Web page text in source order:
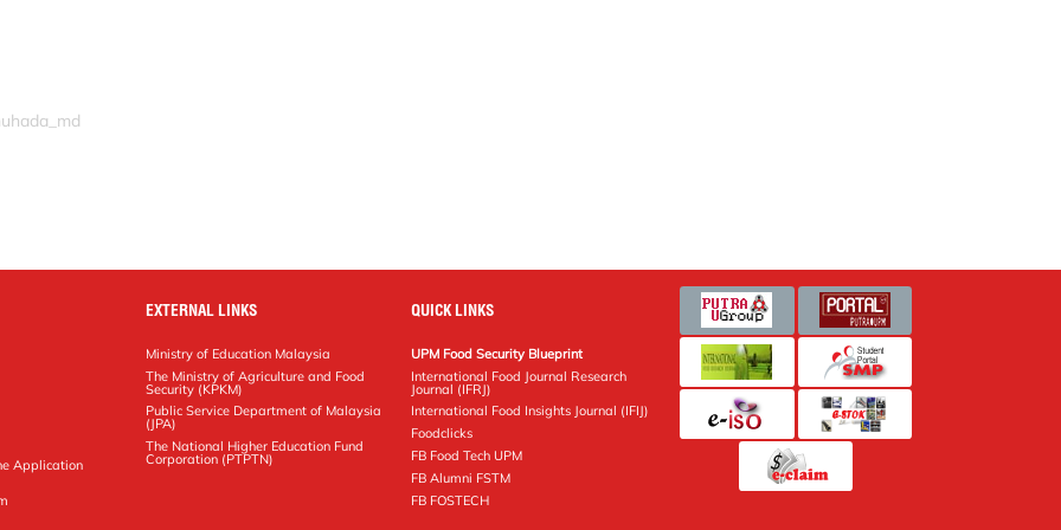
Application
EXTERNAL LINKS
Ministry of Education Malaysia
The Ministry of Agriculture and Food
Security (KPKM)
Public Service Department of Malaysia
(JPA)
The National Higher Education Fund
Corporation (PTPTN)
QUICK LINKS
UPM Food Security Blueprint
International Food Journal Research
Journal (IFRJ)
International Food Insights Journal (IFIJ)
Foodclicks
FB Food Tech UPM
FB Alumni FSTM
FB FOSTECH